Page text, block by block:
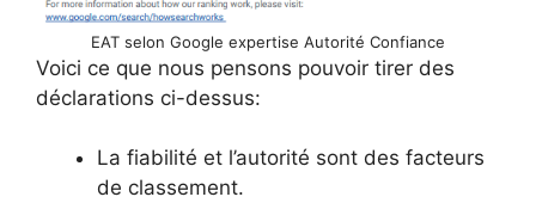
EAT selon Google expertise Autorité Confiance
Voici ce que nous pensons pouvoir tirer des
déclarations ci-dessus:
La fiabilité et l’autorité sont des facteurs
de classement.